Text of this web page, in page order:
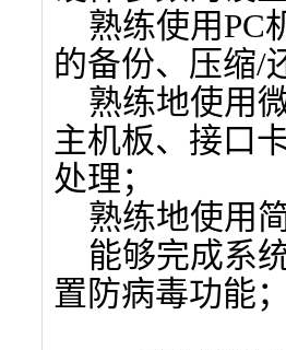
熟练使用PC
的备份、压缩/
熟练地使用
主机板、接口
处理；
熟练地使用
能够完成系
置防病毒功能